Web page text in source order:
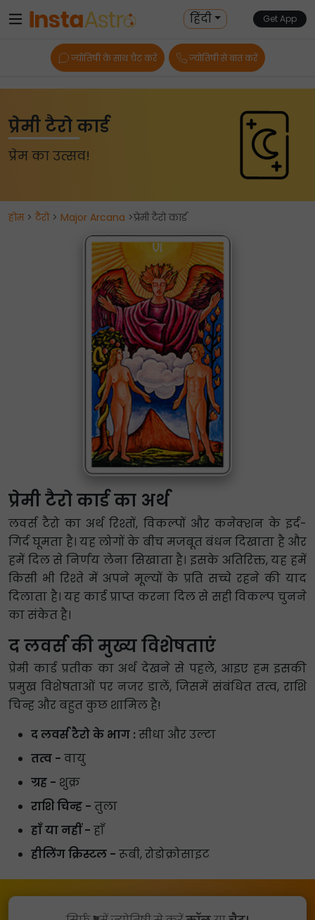
हिंदी Get App
ज्योतिषी के साथ चैट करें ज्योतिषी से बात करें
प्रेमी टैरो कार्ड
प्रेम का उत्सव!
होम>टैरो> Major Arcana >प्रेमी टैरो कार्ड
प्रेमी टैरो कार्ड का अर्थ
लवर्स टैरो का अर्थ रिश्तों, विकल्पों और कनेक्शन के इर्द-
गिर्द घूमता है। यह लोगों के बीच मजबूत बंधन दिखाता है और
हमें दिल से निर्णय लेना सिखाता है। इसके अतिरिक्त, यह हमें
किसी भी रिश्ते में अपने मूल्यों के प्रति सच्चे रहने की याद
दिलाता है। यह कार्ड प्राप्त करना दिल से सही विकल्प चुनने
का संकेत है।
द लवर्स की मुख्य विशेषताएं
प्रेमी कार्ड प्रतीक का अर्थ देखने से पहले, आइए हम इसकी
प्रमुख विशेषताओं पर नजर डालें, जिसमें संबंधित तत्व, राशि
चिन्ह और बहुत कुछ शामिल है!
द लवर्स टैरो के भाग : सीधा और उल्टा
तत्व - वायु
ग्रह - शुक्र
राशि चिन्ह - तुला
हाँ या नहीं - हाँ
हीलिंग क्रिस्टल - रूबी, रोडोक्रोसाइट